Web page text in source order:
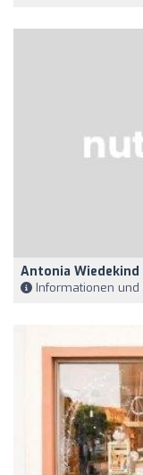
Antonia Wiedekind
Informationen und